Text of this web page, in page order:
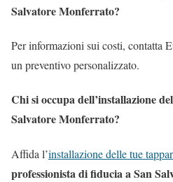
Salvatore Monferrato?
Per informazioni sui costi, contatta
un preventivo personalizzato.
Chi si occupa dell’installazione
Salvatore Monferrato?
Affida l’installazione delle tue
professionista di fiducia a San